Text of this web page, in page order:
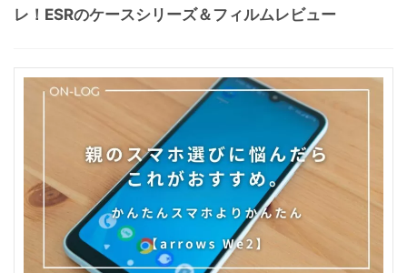
レ！ESRのケースシリーズ＆フィルムレビュー